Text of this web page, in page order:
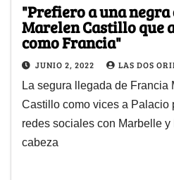
"Prefiero a una
Marelen Castillo que
como Francia"
JUNIO 2, 2022 LAS DOS
La segura llegada de Francia
Castillo como vices a Palacio
redes sociales con Marbelle
cabeza